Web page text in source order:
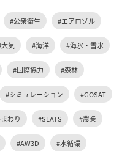
#公衆衛生 #エアロゾル
気 #海洋 #海氷・雪氷
#国際協力 #森林
#シミュレーション #GOSAT
わり #SLATS #農業
#AW3D #水循環